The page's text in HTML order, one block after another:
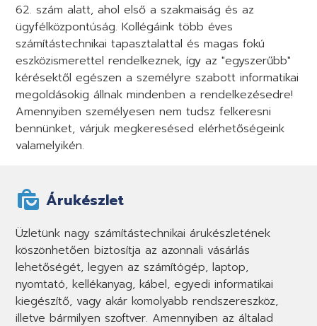
62. szám alatt, ahol első a szakmaiság és az
ügyfélközpontúság. Kollégáink több éves
számítástechnikai tapasztalattal és magas fokú
eszközismerettel rendelkeznek, így az "egyszerűbb"
kérésektől egészen a személyre szabott informatikai
megoldásokig állnak mindenben a rendelkezésedre!
Amennyiben személyesen nem tudsz felkeresni
bennünket, várjuk megkeresésed elérhetőségeink
valamelyikén.
Árukészlet
Üzletünk nagy számítástechnikai árukészletének
köszönhetően biztosítja az azonnali vásárlás
lehetőségét, legyen az számítógép, laptop,
nyomtató, kellékanyag, kábel, egyedi informatikai
kiegészítő, vagy akár komolyabb rendszereszköz,
illetve bármilyen szoftver. Amennyiben az általad